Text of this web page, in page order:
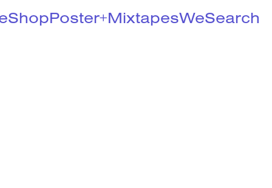
ShopPoster+MixtapesWeSearch